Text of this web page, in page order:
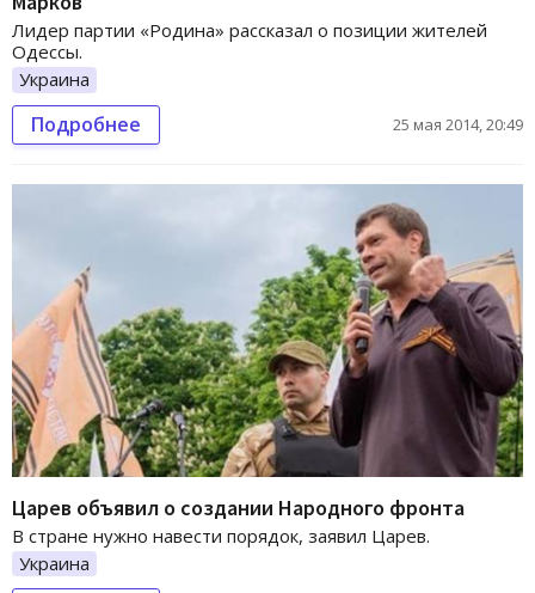
Лидер партии «Родина» рассказал о позиции жителей
Одессы.
Украина
Подробнее 25 мая 2014, 20:49
Царев объявил о создании Народного фронта
В стране нужно навести порядок, заявил Царев.
Украина